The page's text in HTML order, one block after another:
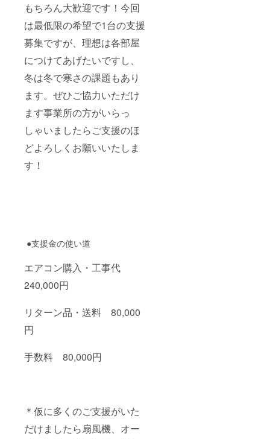
もちろん大歓迎です！今回
は最低限の希望で1台の支援
募集ですが、理想は各部屋
につけてあげたいですし、
冬は冬で寒さの課題もあり
ます。ぜひご協力いただけ
ます事業所の方がいらっ
しゃいましたらご支援のほ
どよろしくお願いいたしま
す！
●支援金の使い道
エアコン購入・工事代
240,000円
リターン品・送料 80,000
円
手数料 80,000円
＊仮に多くのご支援がいた
だけましたら扇風機、オー